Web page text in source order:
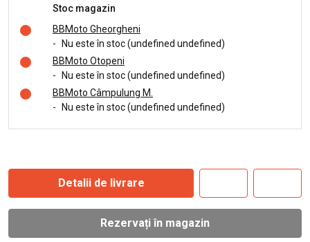
Stoc magazin
BBMoto Gheorgheni
-
Nu este în stoc (undefined undefined)
BBMoto Otopeni
-
Nu este în stoc (undefined undefined)
BBMoto Câmpulung M.
-
Nu este în stoc (undefined undefined)
Detalii de livrare
Rezervați în magazin